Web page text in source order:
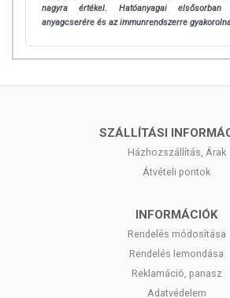
nagyra értékel. Hatóanyagai
anyagcserére és az immunrendszerre
SZÁLLÍTÁSI
Házhozszállítás, Árak
Átvételi pontok
INFORMÁCIÓK
Rendelés módosítása
Rendelés lemondása
Reklamáció, panasz
Adatvédelem